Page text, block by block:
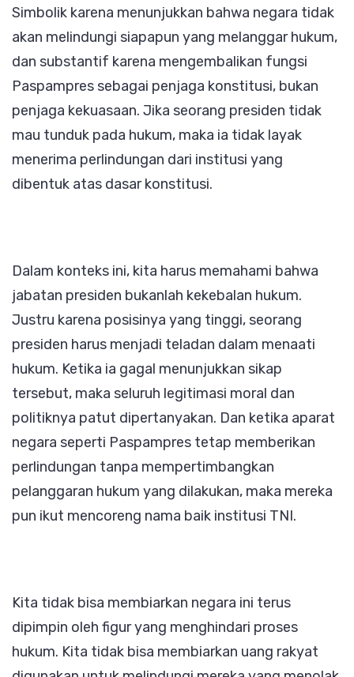
Simbolik karena menunjukkan bahwa negara tidak
akan melindungi siapapun yang melanggar hukum,
dan substantif karena mengembalikan fungsi
Paspampres sebagai penjaga konstitusi, bukan
penjaga kekuasaan. Jika seorang presiden tidak
mau tunduk pada hukum, maka ia tidak layak
menerima perlindungan dari institusi yang
dibentuk atas dasar konstitusi.
Dalam konteks ini, kita harus memahami bahwa
jabatan presiden bukanlah kekebalan hukum.
Justru karena posisinya yang tinggi, seorang
presiden harus menjadi teladan dalam menaati
hukum. Ketika ia gagal menunjukkan sikap
tersebut, maka seluruh legitimasi moral dan
politiknya patut dipertanyakan. Dan ketika aparat
negara seperti Paspampres tetap memberikan
perlindungan tanpa mempertimbangkan
pelanggaran hukum yang dilakukan, maka mereka
pun ikut mencoreng nama baik institusi TNI.
Kita tidak bisa membiarkan negara ini terus
dipimpin oleh figur yang menghindari proses
hukum. Kita tidak bisa membiarkan uang rakyat